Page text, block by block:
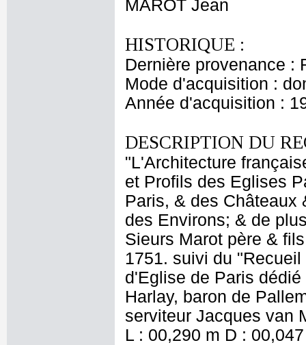
MAROT Jean
HISTORIQUE :
Dernière provenance :
Mode d'acquisition :
Année d'acquisition :
DESCRIPTION DU
"L'Architecture
et Profils des Eglises
Paris, & des Châteaux
des Environs; & de
Sieurs Marot père &
1751. suivi du
d'Eglise de Paris
Harlay, baron de
serviteur Jacques van
L : 00,290 m D :